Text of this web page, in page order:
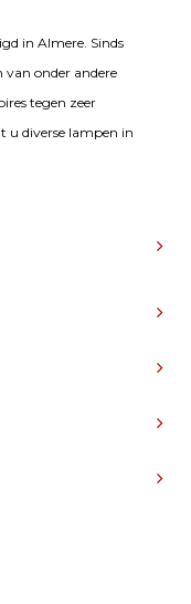
in Almere. Sinds
onder andere
tegen zeer
u diverse lampen in